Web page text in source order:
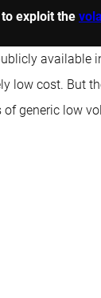
exploit the
available
low cost. But
generic low